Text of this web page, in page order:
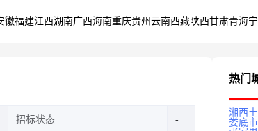
徽福建江西湖南广西海南重庆贵州 云南西藏陕西甘肃青海
招标状态
热门
湘西
娄底